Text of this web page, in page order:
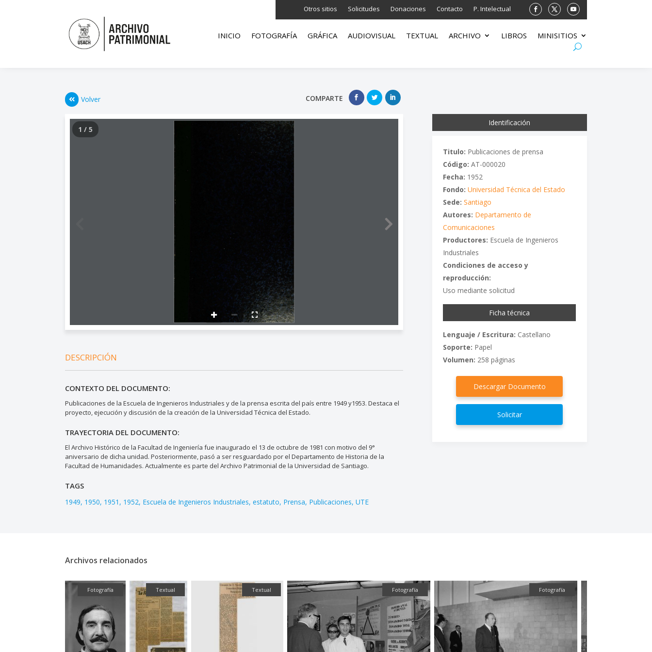
Otros sitios Solicitudes Donaciones Contacto P. Intelectual
INICIO FOTOGRAFÍA GRÁFICA AUDIOVISUAL TEXTUAL ARCHIVO LIBROS MINISITIOS
Volver COMPARTE
1 / 5
DESCRIPCIÓN
CONTEXTO DEL DOCUMENTO:
Publicaciones de la Escuela de Ingenieros Industriales y de la prensa escrita del país entre 1949 y1953. Destaca el
proyecto, ejecución y discusión de la creación de la Universidad Técnica del Estado.
TRAYECTORIA DEL DOCUMENTO:
El Archivo Histórico de la Facultad de Ingeniería fue inaugurado el 13 de octubre de 1981 con motivo del 9°
aniversario de dicha unidad. Posteriormente, pasó a ser resguardado por el Departamento de Historia de la
Facultad de Humanidades. Actualmente es parte del Archivo Patrimonial de la Universidad de Santiago.
TAGS
1949 1950 1951 1952 Escuela de Ingenieros Industriales estatuto Prensa Publicaciones UTE
Identificación
Titulo: Publicaciones de prensa
Código: AT-000020
Fecha: 1952
Fondo: Universidad Técnica del Estado
Sede: Santiago
Autores: Departamento de
Comunicaciones
Productores: Escuela de Ingenieros
Industriales
Condiciones de acceso y
reproducción:
Uso mediante solicitud
Ficha técnica
Lenguaje / Escritura: Castellano
Soporte: Papel
Volumen: 258 páginas
Descargar Documento
Solicitar
Archivos relacionados
Fotografía Textual Textual Fotografía Fotografía